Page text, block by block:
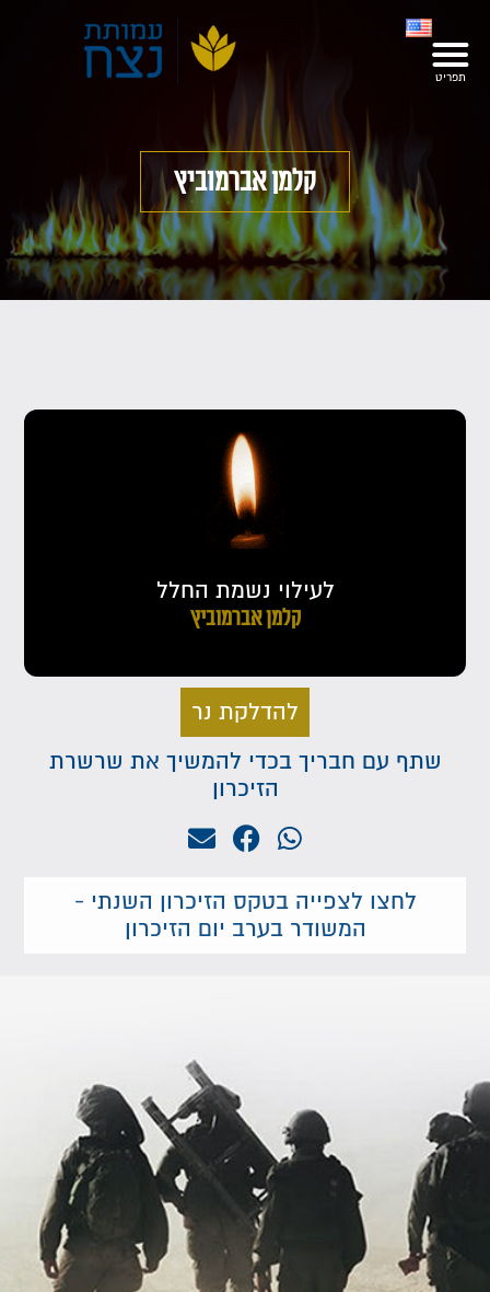
קלמן אברמוביץ
לעילוי נשמת החלל
קלמן אברמוביץ
להדלקת נר
שתף עם חבריך בכדי להמשיך את שרשרת
הזיכרון
לחצו לצפייה בטקס הזיכרון השנתי -
המשודר בערב יום הזיכרון